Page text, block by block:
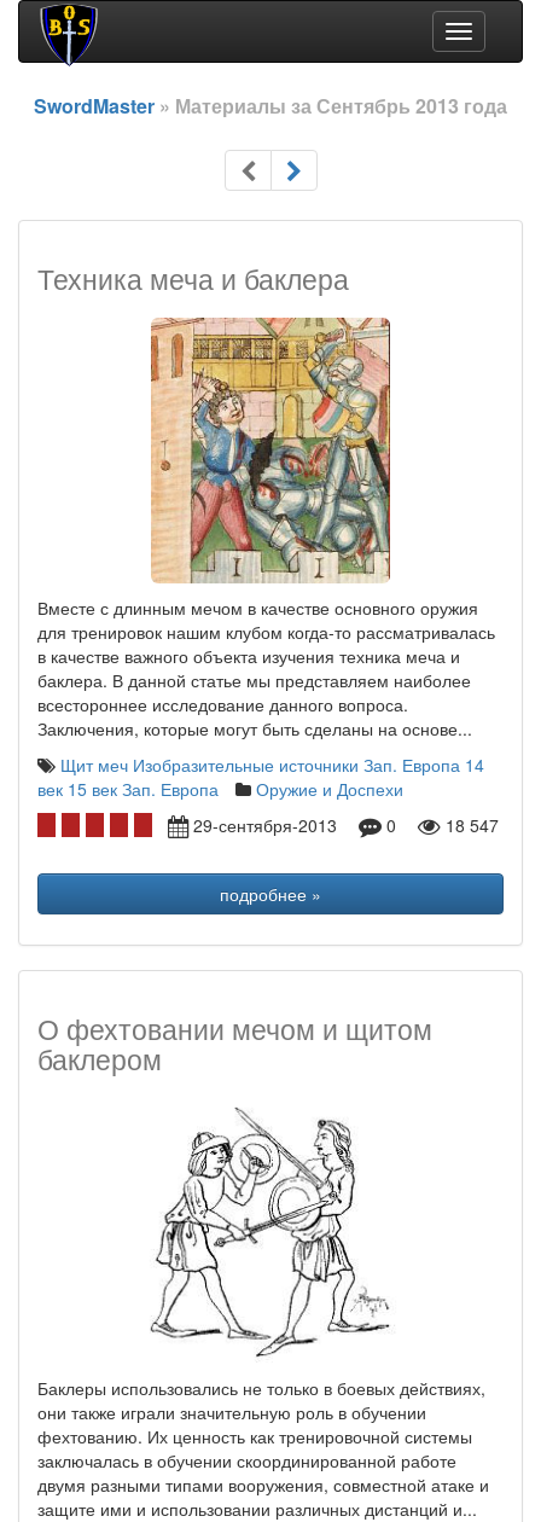
Toggle
navigation
SwordMaster » Материалы за Сентябрь 2013 года
Техника меча и баклера
Вместе с длинным мечом в качестве основного оружия
для тренировок нашим клубом когда-то рассматривалась
в качестве важного объекта изучения техника меча и
баклера. В данной статье мы представляем наиболее
всестороннее исследование данного вопроса.
Заключения, которые могут быть сделаны на основе...
Щит меч Изобразительные источники Зап. Европа 14
век 15 век Зап. Европа
Оружие и Доспехи
29-сентября-2013
0 18 547
подробнее »
О фехтовании мечом и щитом
баклером
Баклеры использовались не только в боевых действиях,
они также играли значительную роль в обучении
фехтованию. Их ценность как тренировочной системы
заключалась в обучении скоординированной работе
двумя разными типами вооружения, совместной атаке и
защите ими и использовании различных дистанций и...